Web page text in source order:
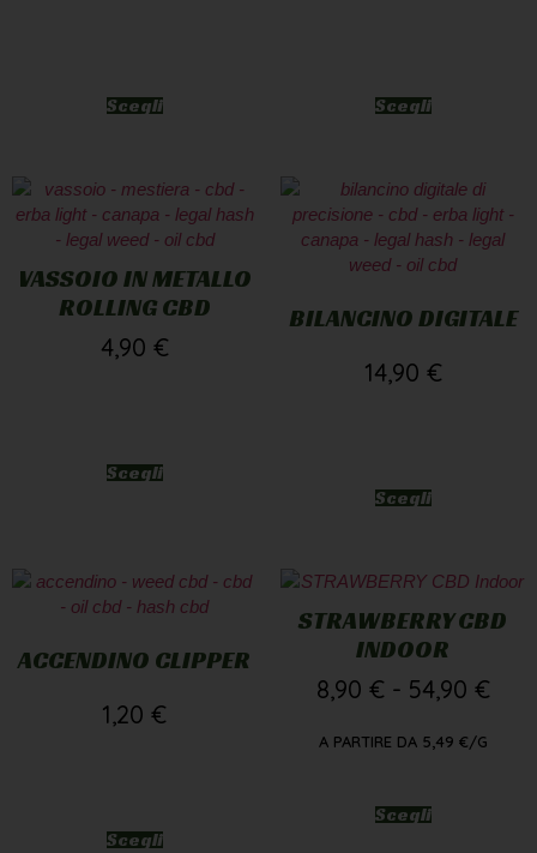
Scegli Scegli
VASSOIO IN METALLO
ROLLING CBD
4,90 €
Scegli
BILANCINO DIGITALE
14,90 €
Scegli
ACCENDINO CLIPPER
1,20 €
Scegli
STRAWBERRY CBD
INDOOR
8,90 € - 54,90 €
A PARTIRE DA 5,49 €/G
Scegli